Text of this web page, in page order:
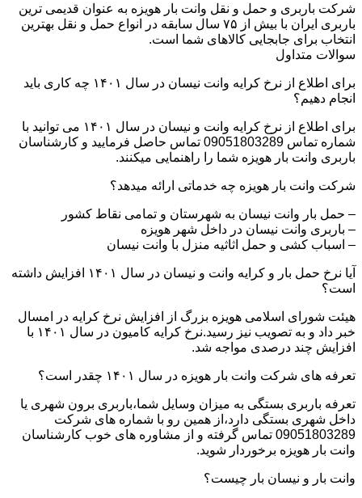
شرکت باربری و حمل و نقل وانت بار هویزه به عنوان قدیمی ترین
باربری ایران با بیش از ۷۵ سال سابقه در انواع حمل و نقل بهترین
انتخاب برای جابجایی کالاهای شما است.
سوالات متداول
برای اطلاع از نرخ کرایه وانت نیسان در سال ۱۴۰۱ چه کاری باید
انجام دهیم؟
برای اطلاع از نرخ کرایه وانت و نیسان در سال ۱۴۰۱ می توانید با
شماره تماس 09051803289 تماس حاصل فرمایید و کارشناسان
باربری وانت بار هویزه شما را راهنمایی میکنند.
شرکت وانت بار هویزه چه خدماتی ارائه میدهد؟
– حمل بار وانت نیسان به شهرستان و تمامی نقاط کشور
– باربری وانت نیسان در داخل شهر هویزه
– اسباب کشی و حمل اثاثیه منزل با وانت نیسان
آیا نرخ حمل بار و کرایه وانت و نیسان در سال ۱۴۰۱ افزایش داشته
است؟
هیئت شورای اسلامی هویزه بزرگ از افزایش نرخ کرایه در امسال
خبر داد و به تصویب نیز رسید.نرخ کرایه کامیون در سال ۱۴۰۱ با
افزایش چند درصدی مواجه شد.
تعرفه های شرکت وانت بار هویزه در سال ۱۴۰۱ چقدر است؟
تعرفه باربری بستگی به میزان وسایل شما،باربری برون شهری یا
داخل شهری بستگی دارد،از همین رو با شماره های شرکت
09051803289 تماس گرفته و از مشاوره های خوب کارشناسان
وانت بار هویزه برخوردار شوید.
وانت بار و نیسان بار چیست؟